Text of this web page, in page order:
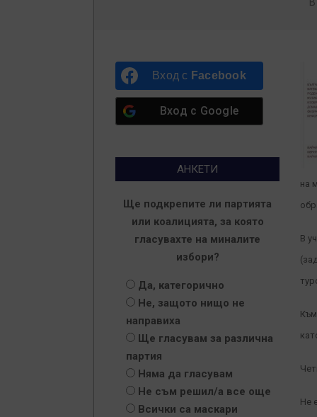
на
В
Не
Вход с Facebook
Вход с Google
АНКЕТИ
Ще подкрепите ли партията
или коалицията, за която
гласувахте на миналите
избори?
Да, категорично
Не, защото нищо не
направиха
Ще гласувам за различна
партия
Няма да гласувам
Не съм решил/а все още
Всички са маскари